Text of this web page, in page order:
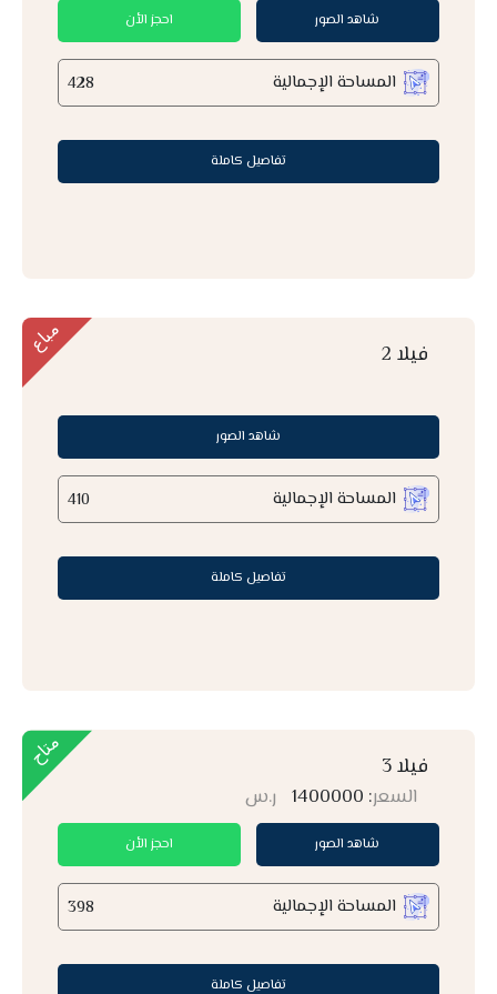
شاهد الصور احجز الأن
المساحة الإجمالية 428
تفاصيل كاملة
فيلا 2
شاهد الصور
المساحة الإجمالية 410
تفاصيل كاملة
فيلا 3
السعر: 1400000 ر.س
شاهد الصور احجز الأن
المساحة الإجمالية 398
تفاصيل كاملة